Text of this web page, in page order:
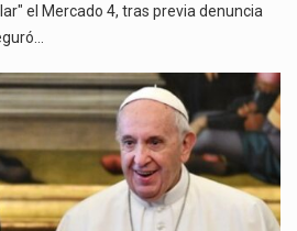
el Mercado 4, tras previa denuncia